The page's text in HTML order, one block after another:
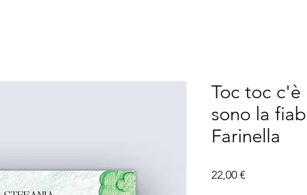
Toc toc c'è
sono la
Farinella
22,00 €